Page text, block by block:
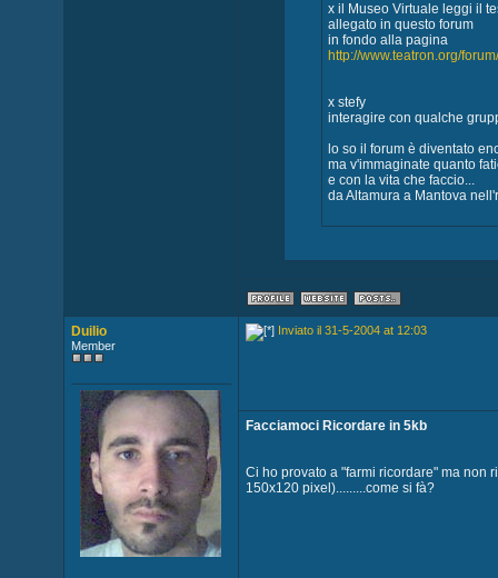
x il Museo Virtuale leggi il
allegato in questo forum
in fondo alla pagina
http://www.teatron.org/
x stefy
interagire con qualche
lo so il forum è diventato
ma v'immaginate quanto
e con la vita che faccio...
da Altamura a Mantova
Duilio
Member
Inviato il 31-5-2004 at 12:03
Facciamoci Ricordare in 5kb
Ci ho provato a "farmi ricordare" ma non
150x120 pixel).........come si fà?